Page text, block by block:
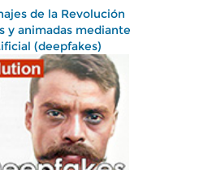
de la Revolución
y animadas mediante
(deepfakes)